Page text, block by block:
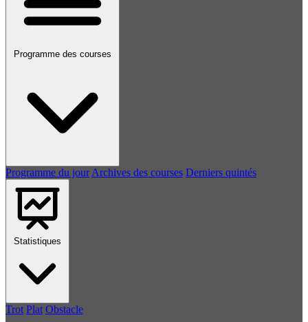
Programme des courses
Programme du jour Archives des courses Derniers quintés
Statistiques
Trot Plat Obstacle